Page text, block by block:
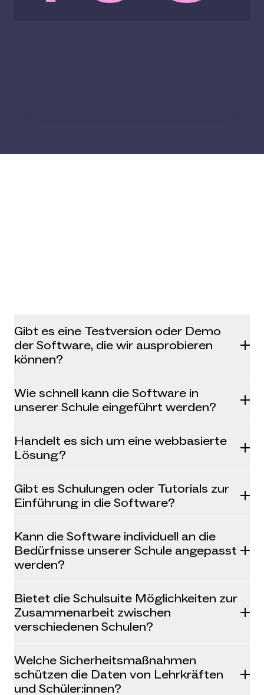
Gibt es eine Testversion oder Demo
der Software, die wir ausprobieren
können?
Wie schnell kann die Software in
unserer Schule eingeführt werden?
Handelt es sich um eine webbasierte
Lösung?
Gibt es Schulungen oder Tutorials zur
Einführung in die Software?
Kann die Software individuell an die
Bedürfnisse unserer Schule angepasst
werden?
Bietet die Schulsuite Möglichkeiten zur
Zusammenarbeit zwischen
verschiedenen Schulen?
Welche Sicherheitsmaßnahmen
schützen die Daten von Lehrkräften
und Schüler:innen?